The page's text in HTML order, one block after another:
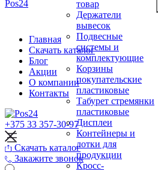
товар
Держатели
вывесок
Подвесные
системы и
комплектующие
Корзины
покупательские
пластиковые
Табурет стремянки
пластиковые
Дисплеи
Контейнеры и
лотки для
продукции
Кросс-
Главная
Скачать каталог
Блог
Акции
О компании
Контакты
+375 33 357-30-97
Скачать каталог
Закажите звонок